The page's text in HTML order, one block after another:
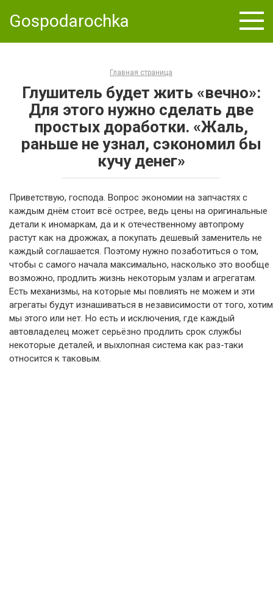
Gospodarochka
Главная страница
Глушитель будет жить «вечно»:
Для этого нужно сделать две
простых доработки. «Жаль,
раньше не узнал, сэкономил бы
кучу денег»
Приветствую, господа. Вопрос экономии на запчастях с
каждым днём стоит всё острее, ведь цены на оригинальные
детали к иномаркам, да и к отечественному автопрому
растут как на дрожжах, а покупать дешевый заменитель не
каждый соглашается. Поэтому нужно позаботиться о том,
чтобы с самого начала максимально, насколько это вообще
возможно, продлить жизнь некоторым узлам и агрегатам.
Есть механизмы, на которые мы повлиять не можем и эти
агрегаты будут изнашиваться в независимости от того, хотим
мы этого или нет. Но есть и исключения, где каждый
автовладелец может серьёзно продлить срок службы
некоторые деталей, и выхлопная система как раз-таки
относится к таковым.